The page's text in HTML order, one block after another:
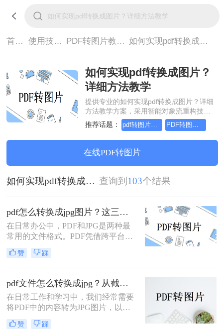
首页> 使用技巧> PDF转图片教程> 如何实现pdf转换成图片？详细方法教学
如何实现pdf转换成图片？
详细方法教学
提供专业的如何实现pdf转换成图片？详细
方法教学方案，采用智能对象流重构技
术，确保文档1:1高保真还原且排版不乱
码。支持一键批量处理，全链路 SSL 加密
保障隐私安全。助您快速实现如何实现pdf
转换成图片？详细方法教学，无需安装，
高效办公。
推荐话题： pdf转图片怎么转，这个方法简单又方便
在线PDF转图片
如何实现pdf转换成图片？详细方法教学 查询到 103个结果
pdf怎么转换成jpg图片？这三种方法简单又实用！
在日常办公中，PDF和JPG是两种最
常用的文件格式。PDF凭借跨平台兼
容性和文档保护特性，广泛用于合
同、报告、扫描件的存储与传输；而
合网页展示、社交媒体发布和图像编
辑。那么，PDF怎么转换成JPG图片
呢？本文将先给出三种方案的直观对
比，再逐一拆解操作步骤，您可根据
使用频率、文件数量和隐私需求快速
赞 踩
pdf文件怎么转换成jpg？从截图到专业软件，一篇讲清楚！
在日常工作和学习中，我们经常需要
将PDF中的内容转为JPG图片，以便
插入PPT、上传网页或通过微信分
享。PDF怎么转JPG图片？本文先给
赞 踩